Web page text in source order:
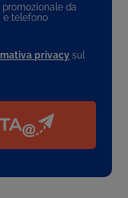
da
e telefono
privacy sul